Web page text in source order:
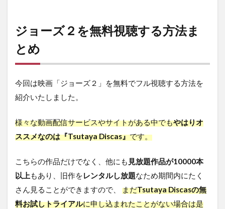
ジョーズ２を無料視聴する方法ま
とめ
今回は映画「ジョーズ２」を無料でフル視聴する方法を
紹介いたしました。
様々な動画配信サービスやサイトがある中でもやはりオ
ススメなのは『Tsutaya Discas』です。
こちらの作品だけでなく、他にも 見放題作品が10000本
以上もあり、旧作をレンタルし放題なため期間内にたく
さん見ることができますので、 まだTsutaya Discasの無
料お試しトライアルに申し込まれたことがない場合は是